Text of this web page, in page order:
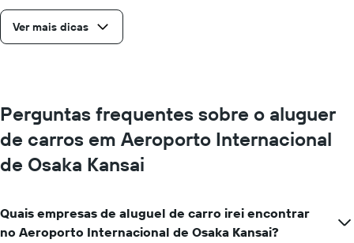
Ver mais dicas
Perguntas frequentes sobre o aluguer
de carros em Aeroporto Internacional
de Osaka Kansai
Quais empresas de aluguel de carro irei encontrar
no Aeroporto Internacional de Osaka Kansai?